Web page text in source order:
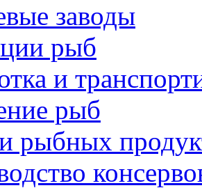
заводы
рыб
и
рыб
рыбных